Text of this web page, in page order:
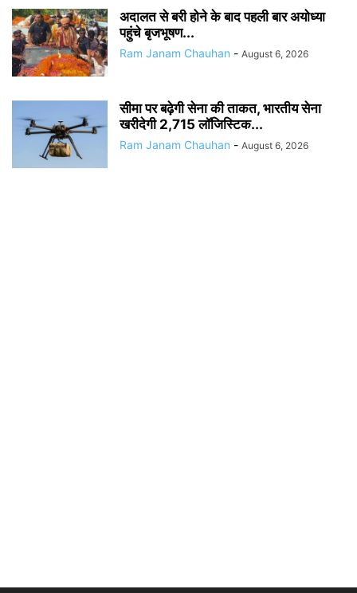
अदालत से बरी होने के बाद पहली बार अयोध्या
पहुंचे बृजभूषण...
Ram Janam Chauhan - August 6, 2026
सीमा पर बढ़ेगी सेना की ताकत, भारतीय सेना
खरीदेगी 2,715 लॉजिस्टिक...
Ram Janam Chauhan - August 6, 2026